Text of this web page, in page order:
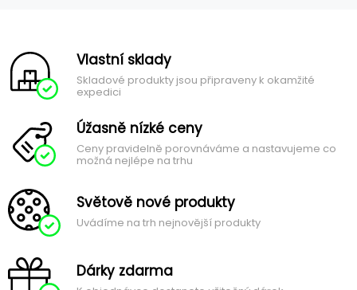
Vlastní sklady
Skladové produkty jsou připraveny k okamžité
expedici
Úžasně nízké ceny
Ceny pravidelně porovnáváme a nastavujeme co
možná nejlépe na trhu
Světově nové produkty
Uvádíme na trh nejnovější produkty
Dárky zdarma